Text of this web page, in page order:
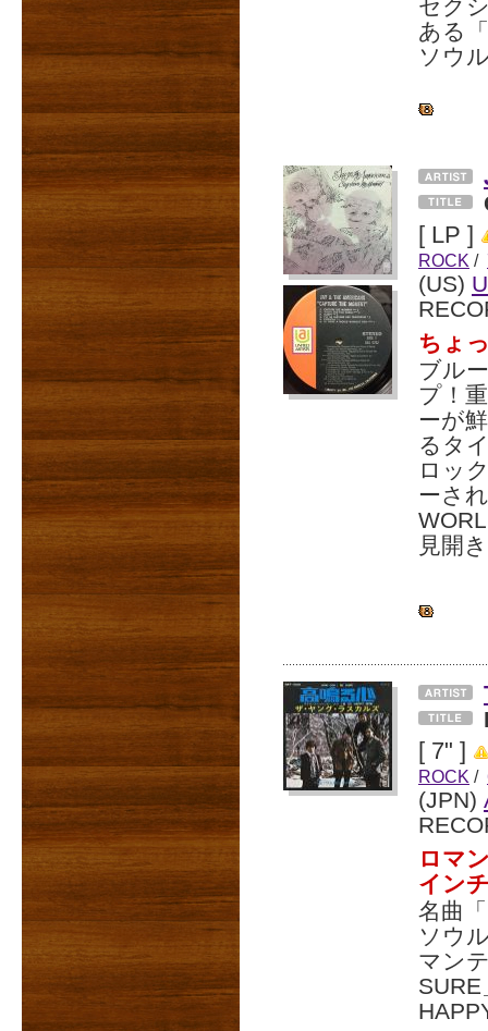
セク
ある
ソウ
[ LP ]
ROCK /
(US)
ちょ
ブル
プ！
ーが
るタ
ロッ
ーさ
見開
[ 7" ]
ROCK /
(JPN)
ロマ
イン
名曲
ソウ
マン